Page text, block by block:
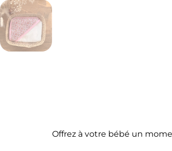
Offrez à votre bébé un